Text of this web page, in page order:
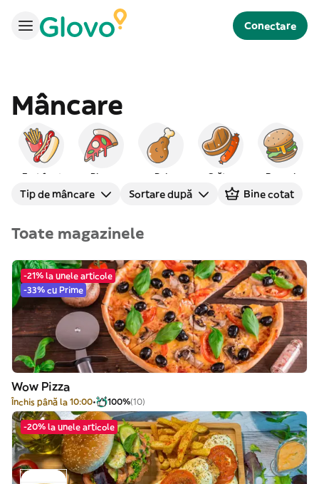
Conectare
Mâncare
Fast food Pizza Pui Grătar Burgeri
Tip de mâncare Sortare după Bine cotat
Toate magazinele
-21% la unele articole
-33% cu Prime
Wow Pizza
Închis până la 10:00 100%(10)
-20% la unele articole